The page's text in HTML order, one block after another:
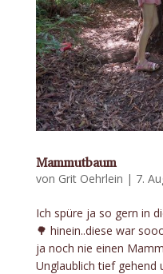
Mammutbaum
von Grit Oehrlein | 7.
Ich spüre ja so gern in
🌳 hinein..diese war
ja noch nie einen
Unglaublich tief gehend